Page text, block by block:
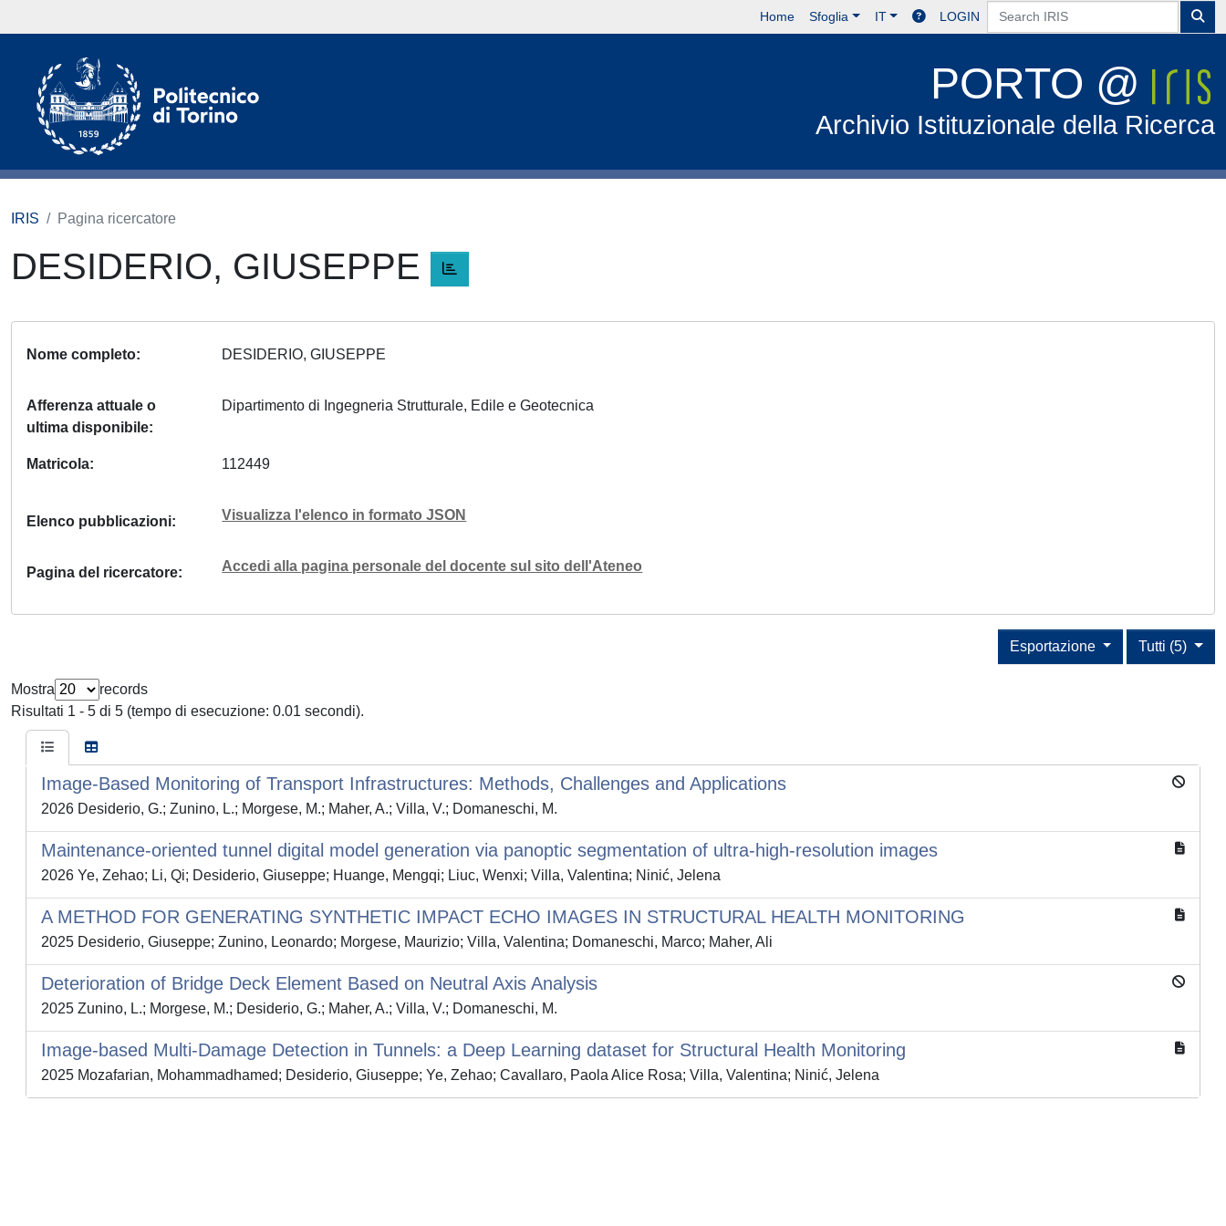
Home Sfoglia IT LOGIN
PORTO @
Archivio Istituzionale della Ricerca
IRIS Pagina ricercatore
DESIDERIO, GIUSEPPE
Nome completo DESIDERIO, GIUSEPPE
Afferenza attuale o
ultima disponibile
Dipartimento di Ingegneria Strutturale, Edile e Geotecnica
Matricola 112449
Elenco pubblicazioni Visualizza l'elenco in formato JSON
Pagina del ricercatore Accedi alla pagina personale del docente sul sito dell'Ateneo
Tutti (5)
Esportazione
Mostra
records
Risultati 1 - 5 di 5 (tempo di esecuzione: 0.01 secondi).
Image-Based Monitoring of Transport Infrastructures: Methods, Challenges and Applications
2026 Desiderio, G.; Zunino, L.; Morgese, M.; Maher, A.; Villa, V.; Domaneschi, M.
Maintenance-oriented tunnel digital model generation via panoptic segmentation of ultra-high-resolution images
2026 Ye, Zehao; Li, Qi; Desiderio, Giuseppe; Huange, Mengqi; Liuc, Wenxi; Villa, Valentina; Ninić, Jelena
A METHOD FOR GENERATING SYNTHETIC IMPACT ECHO IMAGES IN STRUCTURAL HEALTH MONITORING
2025 Desiderio, Giuseppe; Zunino, Leonardo; Morgese, Maurizio; Villa, Valentina; Domaneschi, Marco; Maher, Ali
Deterioration of Bridge Deck Element Based on Neutral Axis Analysis
2025 Zunino, L.; Morgese, M.; Desiderio, G.; Maher, A.; Villa, V.; Domaneschi, M.
Image-based Multi-Damage Detection in Tunnels: a Deep Learning dataset for Structural Health Monitoring
2025 Mozafarian, Mohammadhamed; Desiderio, Giuseppe; Ye, Zehao; Cavallaro, Paola Alice Rosa; Villa, Valentina; Ninić, Jelena